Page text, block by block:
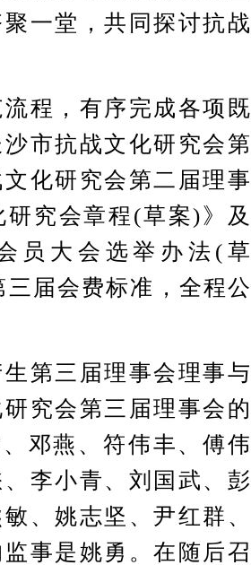
一堂，共同探讨抗战
程，有序完成各项既
市抗战文化研究会第
化研究会第二届理事
究会章程(草案)》及
员大会选举办法(草
届会费标准，全程公
第三届理事会理事与
究会第三届理事会的
邓燕、符伟丰、傅伟
李小青、刘国武、彭
、姚志坚、尹红群、
事是姚勇。在随后召